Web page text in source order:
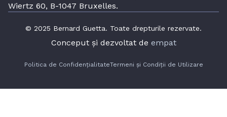
Wiertz 60, B-1047 Bruxelles.
© 2025 Bernard Guetta. Toate drepturile rezervate.
Conceput și dezvoltat de empat
Politica de ConfidențialitateTermeni și Condiții de Utilizare